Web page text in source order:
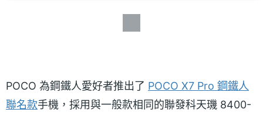
POCO 為鋼鐵人愛好者推出了 POCO X7 Pro 鋼鐵人
聯名款手機，採用與一般款相同的聯發科天璣 8400-